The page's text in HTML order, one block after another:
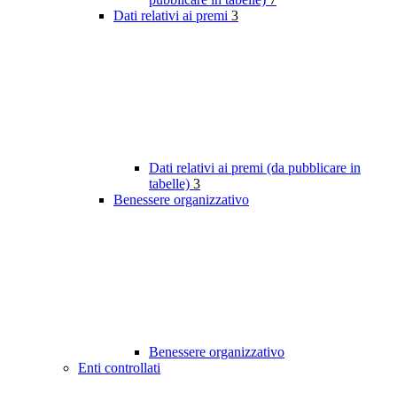
Dati relativi ai premi 3
Dati relativi ai premi (da pubblicare in
tabelle) 3
Benessere organizzativo
Benessere organizzativo
Enti controllati